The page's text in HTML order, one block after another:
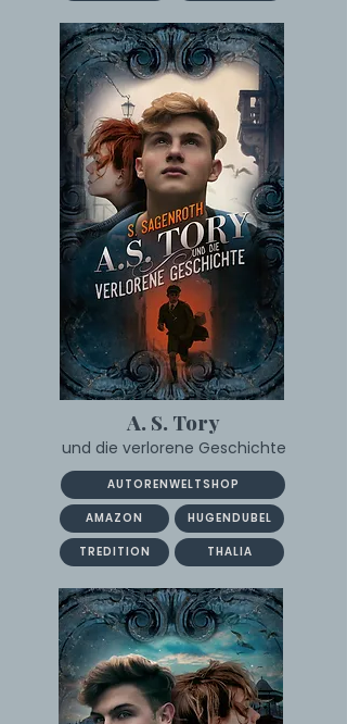
A. S. Tory
und die verlorene Geschichte
AUTORENWELTSHOP
AMAZON HUGENDUBEL
TREDITION THALIA